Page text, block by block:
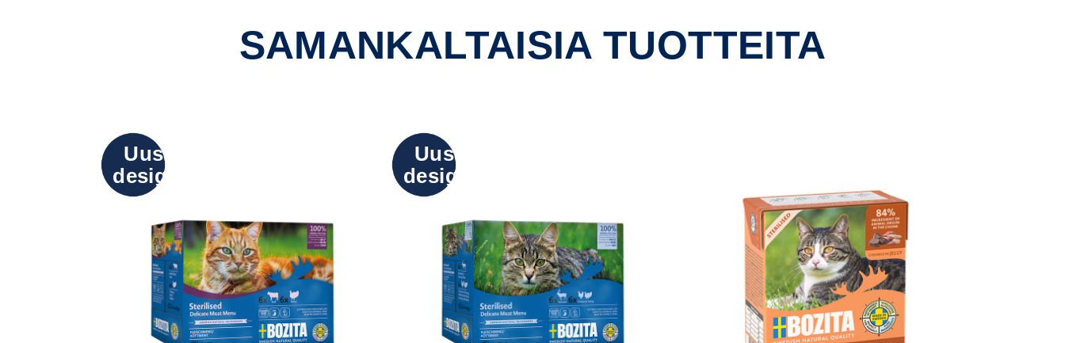
SAMANKALTAISIA TUOTTEITA
Uusi
design
Uusi
design